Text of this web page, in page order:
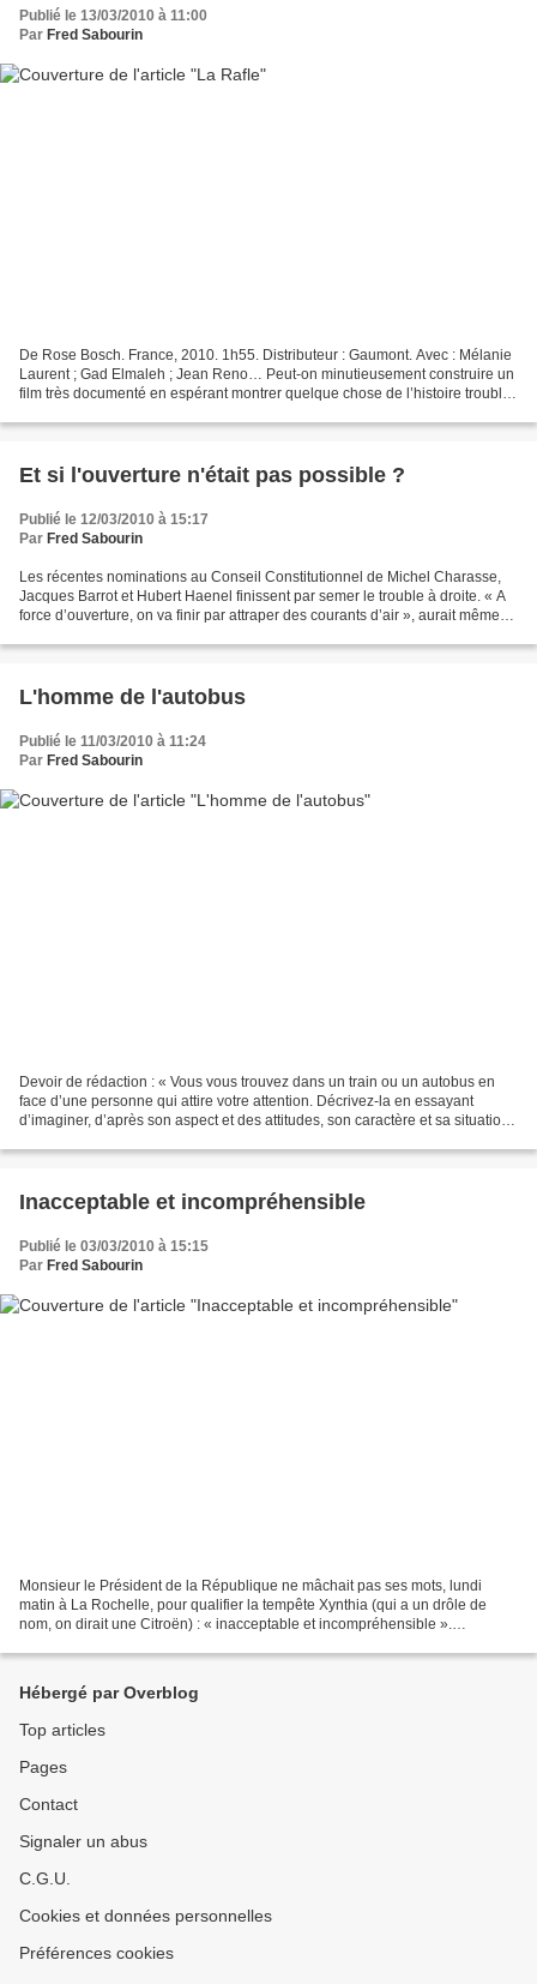
Publié le 13/03/2010 à 11:00
Par Fred Sabourin
De Rose Bosch. France, 2010. 1h55. Distributeur : Gaumont. Avec : Mélanie
Laurent ; Gad Elmaleh ; Jean Reno… Peut-on minutieusement construire un
film très documenté en espérant montrer quelque chose de l’histoire trouble
Et si l'ouverture n'était pas possible ?
Publié le 12/03/2010 à 15:17
Par Fred Sabourin
Les récentes nominations au Conseil Constitutionnel de Michel Charasse,
Jacques Barrot et Hubert Haenel finissent par semer le trouble à droite. « A
force d’ouverture, on va finir par attraper des courants d’air », aurait même
L'homme de l'autobus
Publié le 11/03/2010 à 11:24
Par Fred Sabourin
Devoir de rédaction : « Vous vous trouvez dans un train ou un autobus en
face d’une personne qui attire votre attention. Décrivez-la en essayant
d’imaginer, d’après son aspect et des attitudes, son caractère et sa situation
Inacceptable et incompréhensible
Publié le 03/03/2010 à 15:15
Par Fred Sabourin
Monsieur le Président de la République ne mâchait pas ses mots, lundi
matin à La Rochelle, pour qualifier la tempête Xynthia (qui a un drôle de
nom, on dirait une Citroën) : « inacceptable et incompréhensible ».
Hébergé par Overblog
Top articles
Pages
Contact
Signaler un abus
C.G.U.
Cookies et données personnelles
Préférences cookies